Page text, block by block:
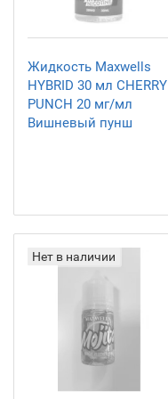
Жидкость Maxwells
HYBRID 30 мл CHERRY
PUNCH 20 мг/мл
Вишневый пунш
Нет в наличии